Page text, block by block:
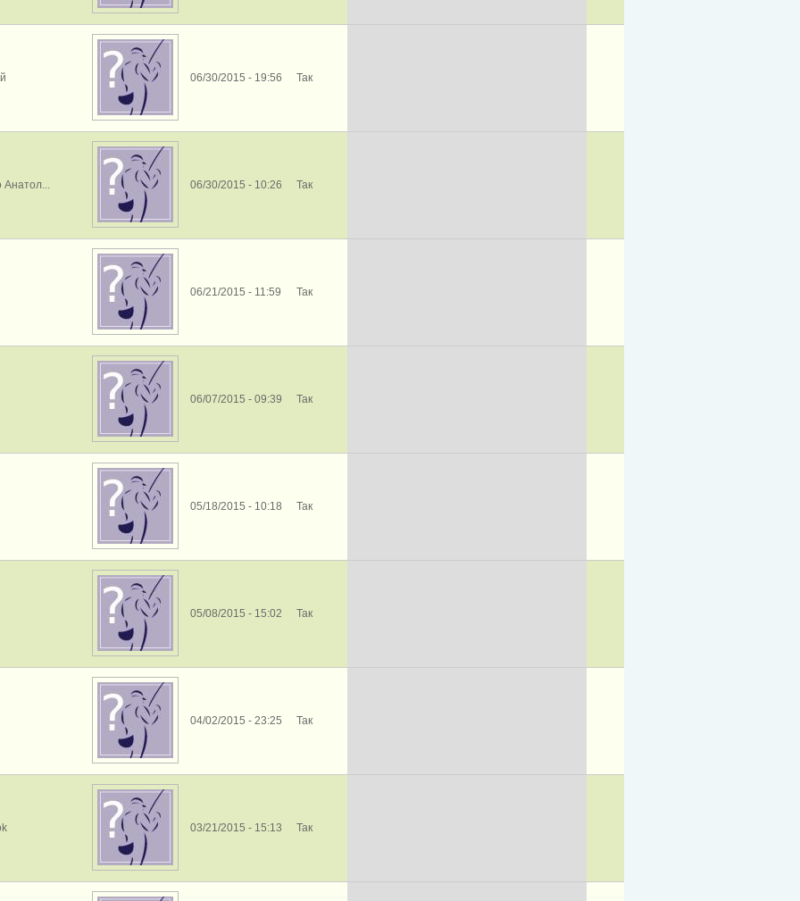
06/30/2015 - 19:56 Так
Анатол... 06/30/2015 - 10:26 Так
06/21/2015 - 11:59 Так
06/07/2015 - 09:39 Так
05/18/2015 - 10:18 Так
05/08/2015 - 15:02 Так
04/02/2015 - 23:25 Так
03/21/2015 - 15:13 Так